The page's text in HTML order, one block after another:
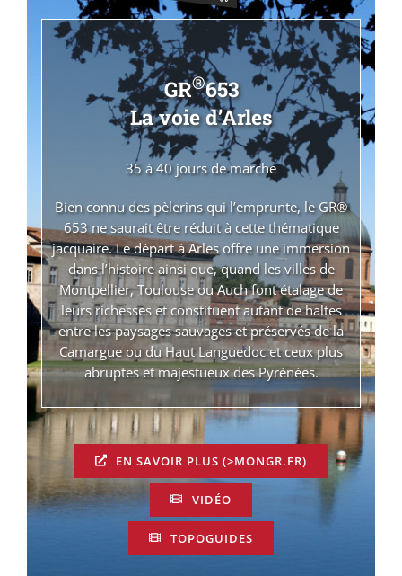
GR®653
La voie d’Arles
35 à 40 jours de marche
Bien connu des pèlerins qui l’emprunte, le GR®
653 ne saurait être réduit à cette thématique
jacquaire. Le départ à Arles offre une immersion
dans l’histoire ainsi que, quand les villes de
Montpellier, Toulouse ou Auch font étalage de
leurs richesses et constituent autant de haltes
entre les paysages sauvages et préservés de la
Camargue ou du Haut Languedoc et ceux plus
abruptes et majestueux des Pyrénées.
EN SAVOIR PLUS (>MONGR.FR)
VIDÉO
TOPOGUIDES